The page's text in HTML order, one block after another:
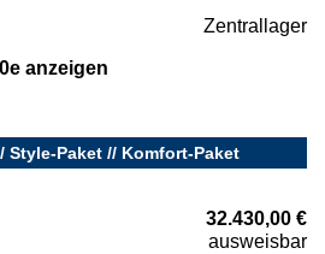
Zentrallager
anzeigen
Style-Paket // Komfort-Paket
32.430,00 €
ausweisbar